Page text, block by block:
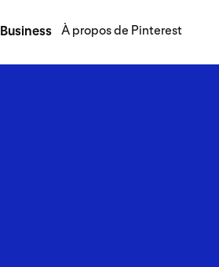
Business À propos de Pinterest